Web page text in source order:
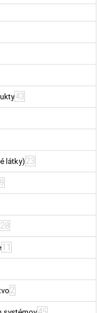
43
látky)23
28
11
2